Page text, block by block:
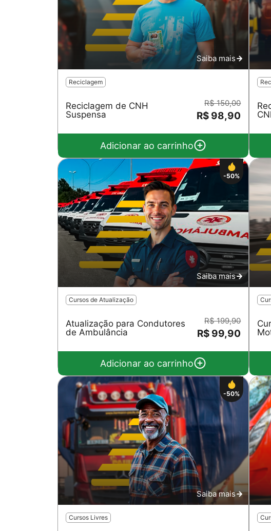
Saiba mais
Reciclagem
Reciclagem de CNH
Suspensa
R$ 150,00
R$ 98,90
Adicionar ao carrinho
-50%
Saiba mais
Cursos de Atualização
Atualização para Condutores
de Ambulância
R$ 199,90
R$ 99,90
Adicionar ao carrinho
-50%
Saiba mais
Cursos Livres